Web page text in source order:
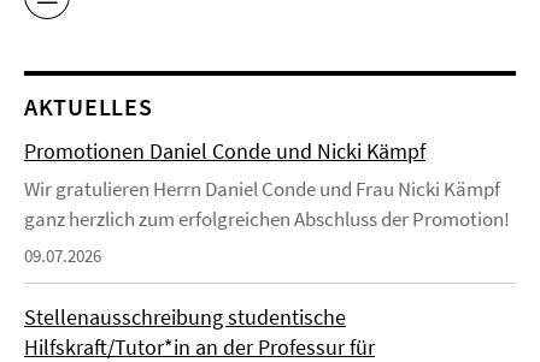
AKTUELLES
Promotionen Daniel Conde und Nicki Kämpf
Wir gratulieren Herrn Daniel Conde und Frau Nicki Kämpf
ganz herzlich zum erfolgreichen Abschluss der Promotion!
09.07.2026
Stellenausschreibung studentische
Hilfskraft/Tutor*in an der Professur für